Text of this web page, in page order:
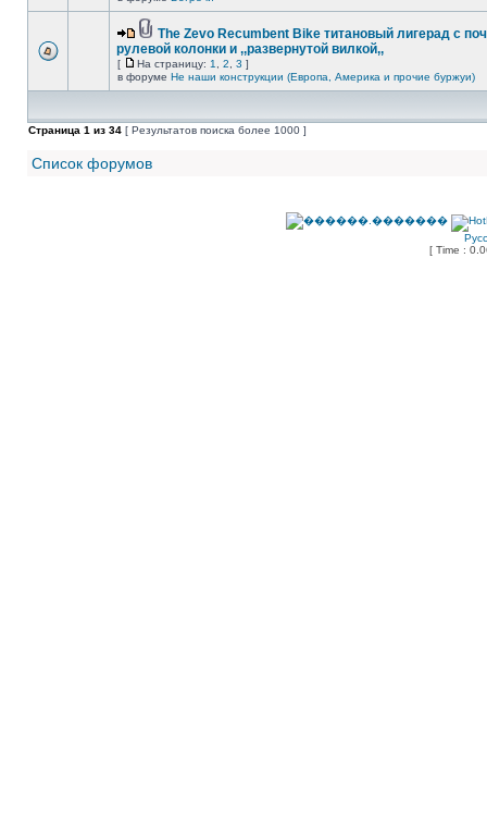
The Zevo Recumbent Bike титановый лигерад с
рулевой колонки и ,,развернутой вилкой,,
[ На страницу: 1 2 3 ]
в форуме Не наши конструкции (Европа, Америка и прочие буржуи)
Страница 1 из 34 [ Результатов поиска более 1000 ]
Список форумов
[ Time :